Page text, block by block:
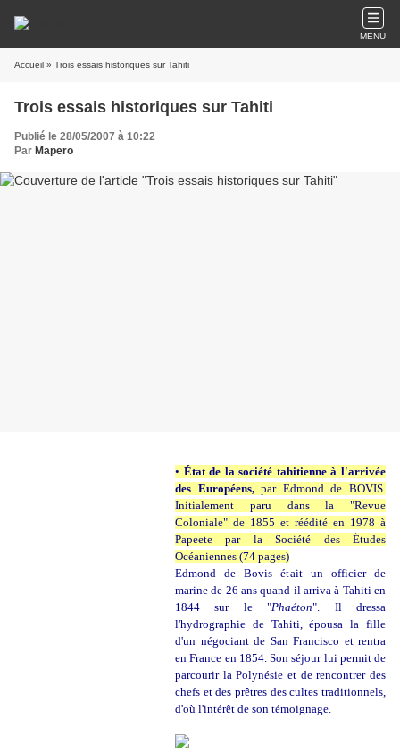
MENU
Accueil » Trois essais historiques sur Tahiti
Trois essais historiques sur Tahiti
Publié le 28/05/2007 à 10:22
Par Mapero
• État de la société tahitienne à l'arrivée
des Européens,par Edmond de BOVIS.
Initialement paru dans la "Revue
Coloniale" de 1855 et réédité en 1978 à
Papeete par la Société des Études
Océaniennes (74 pages)
Edmond de Bovis était un officier de
marine de 26 ans quand il arriva à Tahiti en
1844 sur le "Phaéton". Il dressa
l'hydrographie de Tahiti, épousa la fille
d'un négociant de San Francisco et rentra
en France en 1854. Son séjour lui permit de
parcourir la Polynésie et de rencontrer des
chefs et des prêtres des cultes traditionnels,
d'où l'intérêt de son témoignage.